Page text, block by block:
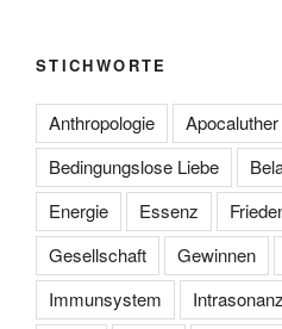
STICHWORTE
Anthropologie Apocaluther
Bedingungslose Liebe
Energie
Essenz
Gesellschaft
Gewinnen
Immunsystem
Intrasonanz